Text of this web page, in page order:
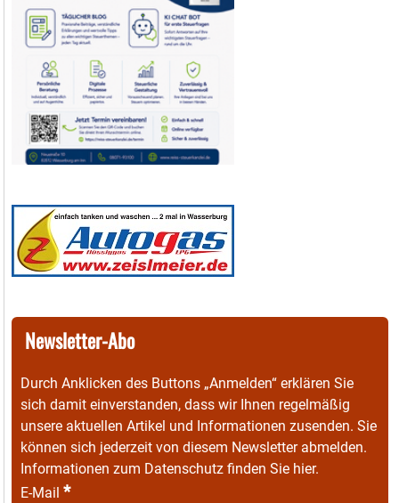
Newsletter-Abo
Durch Anklicken des Buttons „Anmelden“ erklären Sie
sich damit einverstanden, dass wir Ihnen regelmäßig
unsere aktuellen Artikel und Informationen zusenden. Sie
können sich jederzeit von diesem Newsletter abmelden.
Informationen zum Datenschutz finden Sie hier.
E-Mail *